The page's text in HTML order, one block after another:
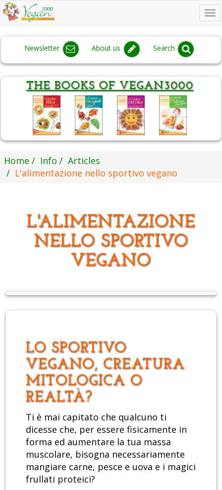
Newsletter About us Search
Home Info
Articles
L'alimentazione nello sportivo vegano
L'ALIMENTAZIONE
NELLO SPORTIVO
VEGANO
LO SPORTIVO
VEGANO, CREATURA
MITOLOGICA O
REALTÀ?
Ti è mai capitato che qualcuno ti
dicesse che, per essere fisicamente in
forma ed aumentare la tua massa
muscolare, bisogna necessariamente
mangiare carne, pesce e uova e i magici
frullati proteici?